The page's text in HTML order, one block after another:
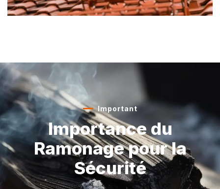
Important
Importance du
Ramonagepour la
Sécurité